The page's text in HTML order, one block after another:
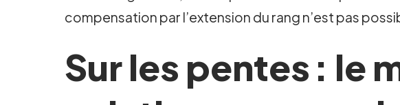
compensation par l’extension du rang n’est pas
Sur les pentes : le